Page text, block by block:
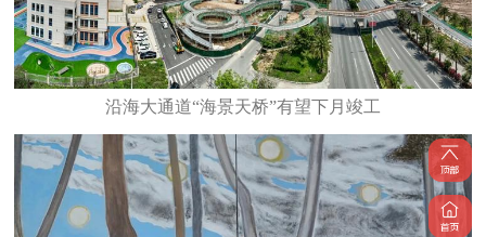
沿海大通道“海景天桥”有望下月竣工